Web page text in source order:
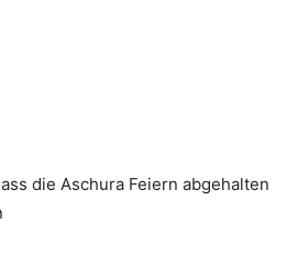
die Aschura Feiern abgehalten